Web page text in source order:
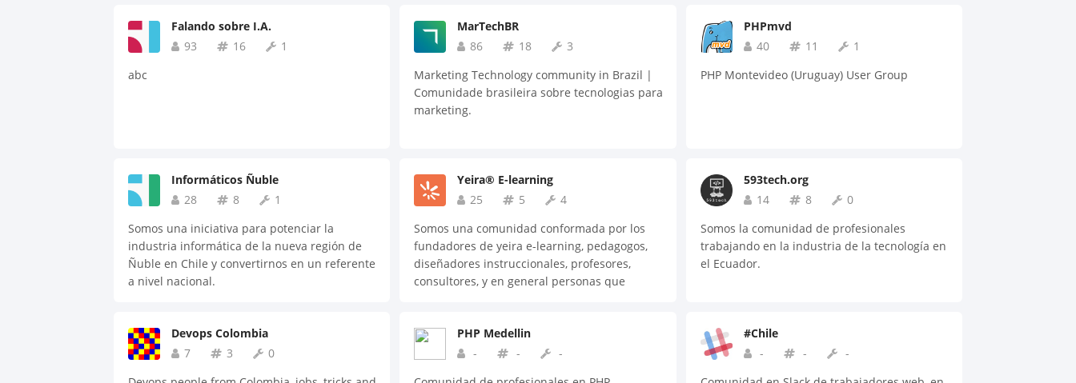
Falando sobre I.A.
93
16
1
abc
MarTechBR
86
18
3
Marketing Technology community in Brazil |
Comunidade brasileira sobre tecnologias para
marketing.
PHPmvd
40
11
1
PHP Montevideo (Uruguay) User Group
Informáticos Ñuble
28
8
1
Somos una iniciativa para potenciar la
industria informática de la nueva región de
Ñuble en Chile y convertirnos en un referente
a nivel nacional.
Yeira® E-learning
25
5
4
Somos una comunidad conformada por los
fundadores de yeira e-learning, pedagogos,
diseñadores instruccionales, profesores,
consultores, y en general personas que
593tech.org
14
8
0
Somos la comunidad de profesionales
trabajando en la industria de la tecnología en
el Ecuador.
Devops Colombia
7
3
0
PHP Medellin
-
-
-
#Chile
-
-
-